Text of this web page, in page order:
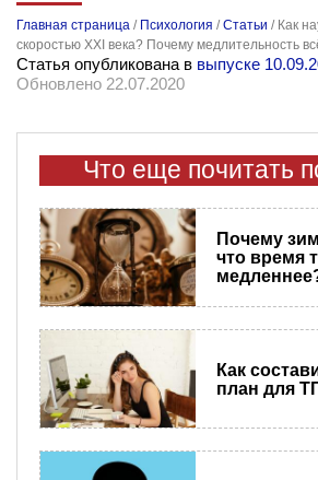
Главная страница / Психология /Статьи / Как
скоростью XXI века? Почему медлительность
Статья опубликована в выпуске
Обновлено 22.07.2020
Что еще почитать
Почему
что время
Как
план для